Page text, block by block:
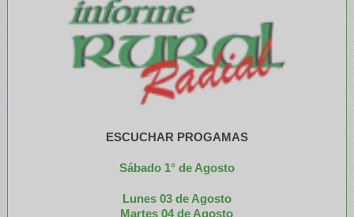
ESCUCHAR PROGAMAS
Sábado 1° de Agosto
Lunes 03 de Agosto
Martes 04 de Agosto